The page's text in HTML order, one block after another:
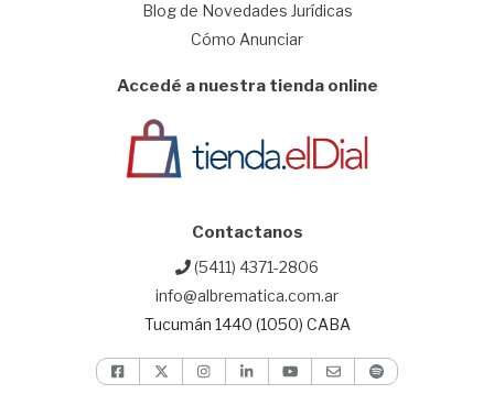
Blog de Novedades Jurídicas
Cómo Anunciar
Accedé a nuestra tienda online
Contactanos
(5411) 4371-2806
info@albrematica.com.ar
Tucumán 1440 (1050) CABA